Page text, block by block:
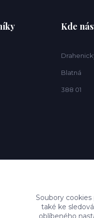
Kde
Blatná
388 01
Soubory
také ke
oblíbeného